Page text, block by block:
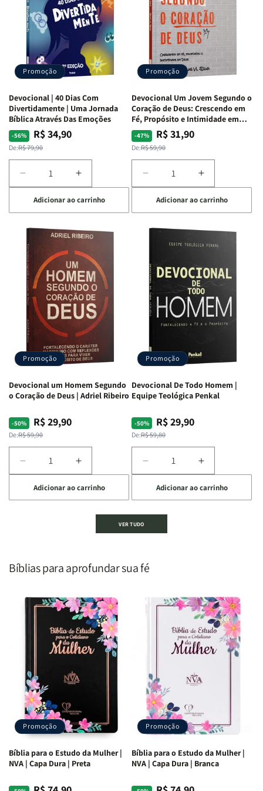
S.
Alves
S.
Alves
Equipe
Teológica
Penkal
|
Equipe
Teológica
Penkal
Promoção
Devocional | 40 Dias Com
Divertidamente | Uma Jornada
Bíblica Através Das Emoções
-56%
Preço
normal
De:R$ 79,90
Preço
promocional
R$ 34,90
Diminuir
a
quantidade
de
Devocional
40
Dias
Com
Divertidamente
Uma
Jornada
Bíblica
Através
Das
Aumentar
a
quantidade
de
Devocional
|
40
Dias
Com
Divertidamente
|
Uma
Jornada
Bíblica
Através
Das
Adicionar ao carrinho
Promoção
Devocional Um Jovem Segundo o
Coração de Deus: Crescendo em
Fé, Propósito e Intimidade em
Deus
-47%
Preço
normal
De:R$ 59,90
Preço
promocional
R$ 31,90
Diminuir
a
quantidade
de
Devocional
Segundo
o
Coração
de
Deus:
Crescendo
Fé,
Propósito
Intimidade
em
Aumentar
a
quantidade
de
Devocional
Segundo
o
Coração
de
Deus:
Crescendo
Fé,
Propósito
Intimidade
em
Adicionar ao carrinho
Promoção
Devocional um Homem Segundo
o Coração de Deus | Adriel Ribeiro
-50%
Preço
normal
De:R$ 59,90
Preço
promocional
R$ 29,90
Diminuir
a
quantidade
de
o
Coração
Deus
Ribeiro
Aumentar
a
quantidade
de
Devocional
o
Deus
|
Adriel
Ribeiro
Adicionar ao carrinho
Promoção
Devocional De Todo Homem |
Equipe Teológica Penkal
-50%
Preço
normal
De:R$ 59,80
Preço
promocional
R$ 29,90
Diminuir
a
quantidade
de
Devocional
|
Penkal
Aumentar
a
quantidade
de
Penkal
Adicionar ao carrinho
VER TUDO
Bíblias para aprofundar sua fé
Promoção
Bíblia para o Estudo da Mulher |
NVA | Capa Dura | Preta
Promoção
Bíblia para o Estudo da Mulher |
NVA | Capa Dura | Branca